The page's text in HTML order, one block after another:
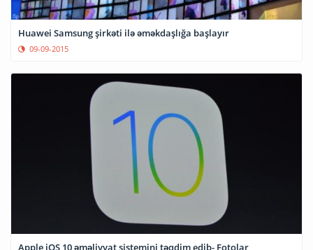
Huawei Samsung şirkəti ilə əməkdaşlığa başlayır
09-09-2015
Apple iOS 10 əməliyyat sistemini təqdim edib- Fotolar